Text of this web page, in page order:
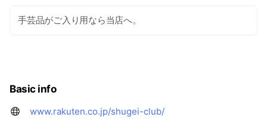
手芸品がご入り用なら当店へ。
Basic info
www.rakuten.co.jp/shugei-club/